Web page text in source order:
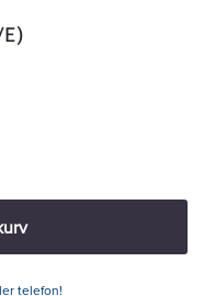
telefon!